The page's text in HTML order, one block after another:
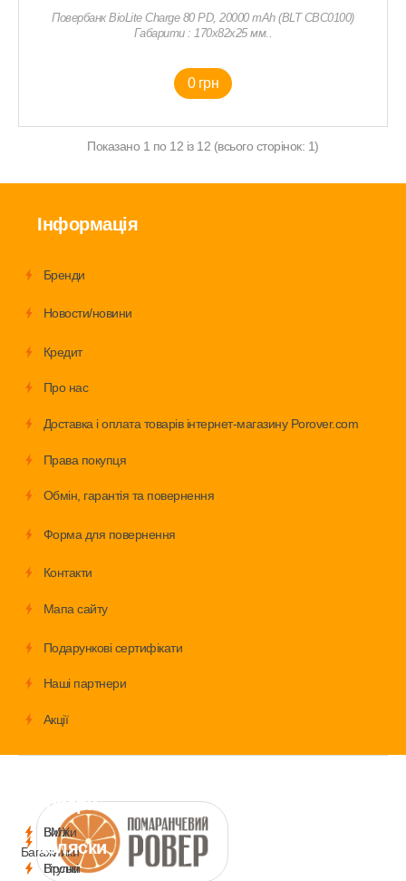
Повербанк BioLite Charge 80 PD, 20000 mAh (BLT CBC0100)
Габарити : 170x82x25 мм..
0 грн
Показано 1 по 12 із 12 (всього сторінок: 1)
Інформація
Бренди
Новости/новини
Кредит
Про нас
Доставка і оплата товарів інтернет-магазину Porover.com
Права покупця
Обмiн, гарантія та повернення
Форма для повернення
Контакти
Мапа сайту
Подарункові сертифікати
Наші партнери
Акції
BMX
Гірські
Багажники
Вилки
Втулки
товари
і
коляски